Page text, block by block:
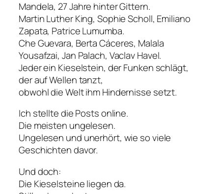
Mandela, 27 Jahre hinter Gittern.
Martin Luther King, Sophie Scholl, Emiliano
Zapata, Patrice Lumumba.
Che Guevara, Berta Cáceres, Malala
Yousafzai, Jan Palach, Vaclav Havel.
Jeder ein Kieselstein, der Funken schlägt,
der auf Wellen tanzt,
obwohl die Welt ihm Hindernisse setzt.
Ich stellte die Posts online.
Die meisten ungelesen.
Ungelesen und unerhört, wie so viele
Geschichten davor.
Und doch:
Die Kieselsteine liegen da.